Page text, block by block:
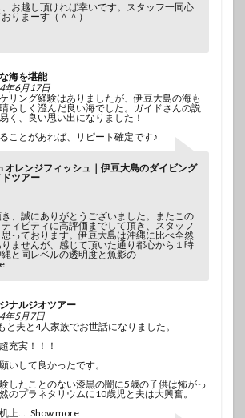
お越し頂ければ幸いです。スタッフ一同心
りまーす（＾＾）
海を堪能
年6月17日
リング経験はありましたが、伊豆大島の海も
らしく澄んだ良い海でした。ガイドさんの説
く、良い思い出になりました！
ことがあれば、リピート確定です♪
オレンジフィッシュ｜伊豆大島のダイビング
ツアー
、誠にありがとうございました。またこの
ィビティに高評価までして頂き、スタッフ
っております。伊豆大島は沖縄に比べ全然
ませんが、感じて頂いた通り都心から１時
と同レベルの透明度と魚影の
ナルジオツアー
年5月7日
と夫と4人家族でお世話になりました。
充実！！！
いして良かったです。
したことのない漆黒の闇に5歳の子供は怖がっ
のプラネタリウムに10歳児と夫は大興奮。
上
Show more